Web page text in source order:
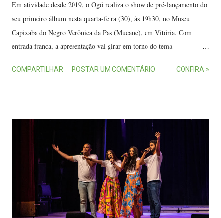
Em atividade desde 2019, o Ogó realiza o show de pré-lançamento do
seu primeiro álbum nesta quarta-feira (30), às 19h30, no Museu
Capixaba do Negro Verônica da Pas (Mucane), em Vitória. Com
entrada franca, a apresentação vai girar em torno do tema
lançado pelos músicos na última sexta, no Espaço Thelema. Gessé
poesia falada e cantada para expressar a sua arte. O próprio nome do
grupo remete às divindades afro-brasileiras. De acordo com Gessé
Paixão , Ogó, na cosmologia dos povos iorubá, representa o amuleto
que Exu, o Orixá da comunicação, carrega nas mãos. “Ogó tem forma
fálica e está associado à fertilidade da vida. Representa a criação e a
passagem, o trânsito inventivo pelos espaços e lugares. É a
representação do movimento ...
COMPARTILHAR POSTAR UM COMENTÁRIO CONFIRA »